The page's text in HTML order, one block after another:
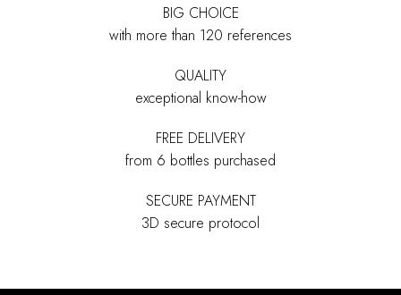
BIG CHOICE
with more than 120 references
QUALITY
exceptional know-how
FREE DELIVERY
from 6 bottles purchased
SECURE PAYMENT
3D secure protocol